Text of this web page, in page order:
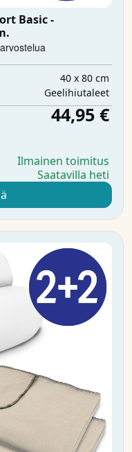
Basic -
40 x 80 cm
Geelihiutaleet
44,95 €
Ilmainen toimitus
Saatavilla heti